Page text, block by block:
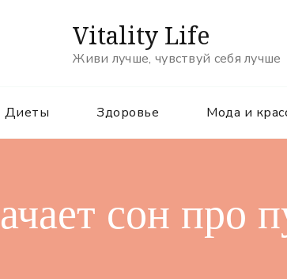
Vitality Life
Живи лучше, чувствуй себя лучше
Диеты Здоровье Мода и
сон про